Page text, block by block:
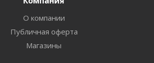
О компании
Публичная оферта
Магазины